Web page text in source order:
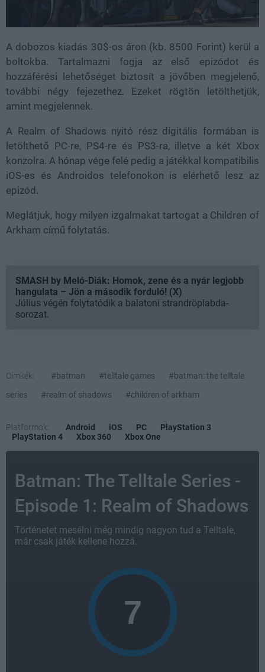
A dobozos kiadás 30$-os áron (kb. 8500 Forint) kerül a
boltokba. Tartalmazni fogja az első epizódot és
hozzáférési lehetőséget biztosít a jövőben megjelenő,
további négy fejezethez. Ezeket rögtön letölthetjük,
amint megjelennek.
A Realm of Shadows nyitó rész digitális formában is
letölthető PC-re, PS4-re és PS3-ra, illetve a két Xbox
konzolra. A hónap vége felé pedig a játékkal kompatibilis
iOS-es és Androidos telefonokon is elérhető lesz az
epizód.
Meglátjuk, hogy milyen izgalmakat tartogat a Children of
Arkham című folytatás.
SMASH by Meló-Diák: Homok, zene és a nyár legjobb
hangulata – Jön a második forduló! (X)
Július végén folytatódik a balatoni strandröplabda-
sorozat.
Címkék: #batman #telltale games
#batman: the telltale
series
#realm of shadows #children of arkham
Platformok: Android iOS PC
PlayStation 3
PlayStation 4
Xbox 360 Xbox One
Batman: The Telltale Series -
Episode 1: Realm of Shadows
Történetet mesélni még mindig nagyon tud a Telltale,
már csak játék kellene hozzá.